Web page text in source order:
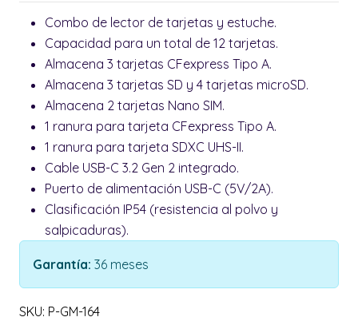
Combo de lector de tarjetas y estuche.
Capacidad para un total de 12 tarjetas.
Almacena 3 tarjetas CFexpress Tipo A.
Almacena 3 tarjetas SD y 4 tarjetas microSD.
Almacena 2 tarjetas Nano SIM.
1 ranura para tarjeta CFexpress Tipo A.
1 ranura para tarjeta SDXC UHS-II.
Cable USB-C 3.2 Gen 2 integrado.
Puerto de alimentación USB-C (5V/2A).
Clasificación IP54 (resistencia al polvo y
salpicaduras).
Garantía: 36 meses
SKU: P-GM-164